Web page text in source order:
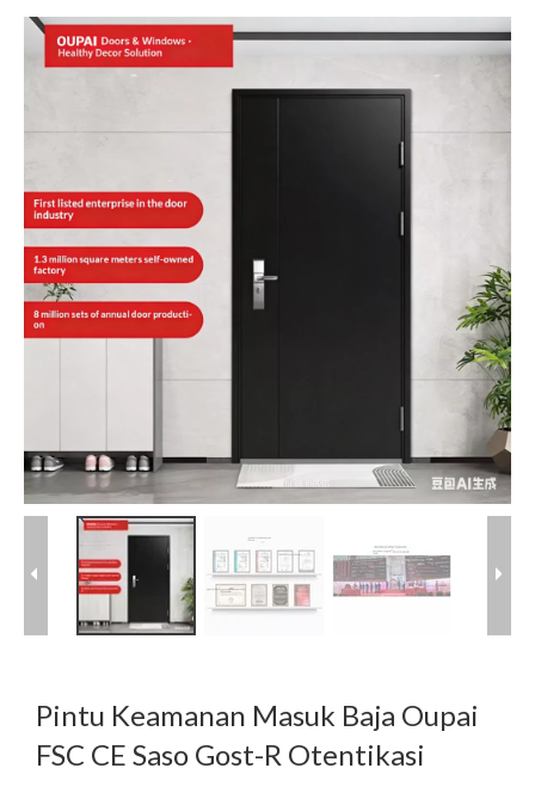
Pintu Keamanan Masuk Baja Oupai
FSC CE Saso Gost-R Otentikasi